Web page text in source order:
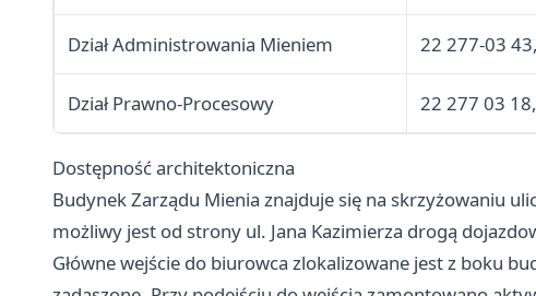
Dział Administrowania Mieniem 22 277-03
Dział Prawno-Procesowy 22 277 03
Dostępność architektoniczna
Budynek Zarządu Mienia znajduje się na skrzyżowaniu
możliwy jest od strony ul. Jana Kazimierza drogą
Główne wejście do biurowca zlokalizowane jest z boku